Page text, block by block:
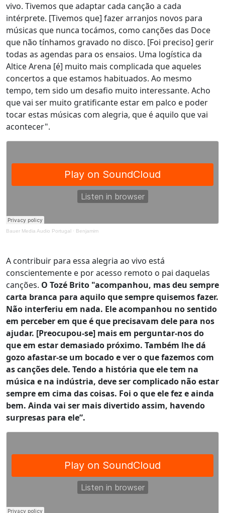
vivo. Tivemos que adaptar cada canção a cada
intérprete. [Tivemos que] fazer arranjos novos para
músicas que nunca tocámos, como canções das Doce
que não tínhamos gravado no disco. [Foi preciso] gerir
todas as agendas para os ensaios. Uma logística da
Altice Arena [é] muito mais complicada que aqueles
concertos a que estamos habituados. Ao mesmo
tempo, tem sido um desafio muito interessante. Acho
que vai ser muito gratificante estar em palco e poder
tocar estas músicas com alegria, que é aquilo que vai
acontecer".
Bauer Media Audio Portugal · Benjamim
A contribuir para essa alegria ao vivo está
conscientemente e por acesso remoto o pai daquelas
canções. O Tozé Brito "acompanhou, mas deu sempre
carta branca para aquilo que sempre quisemos fazer.
Não interferiu em nada. Ele acompanhou no sentido
em perceber em que é que precisavam dele para nos
ajudar. [Preocupou-se] mais em perguntar-nos do
que em estar demasiado próximo. Também lhe dá
gozo afastar-se um bocado e ver o que fazemos com
as canções dele. Tendo a história que ele tem na
música e na indústria, deve ser complicado não estar
sempre em cima das coisas. Foi o que ele fez e ainda
bem. Ainda vai ser mais divertido assim, havendo
surpresas para ele”.